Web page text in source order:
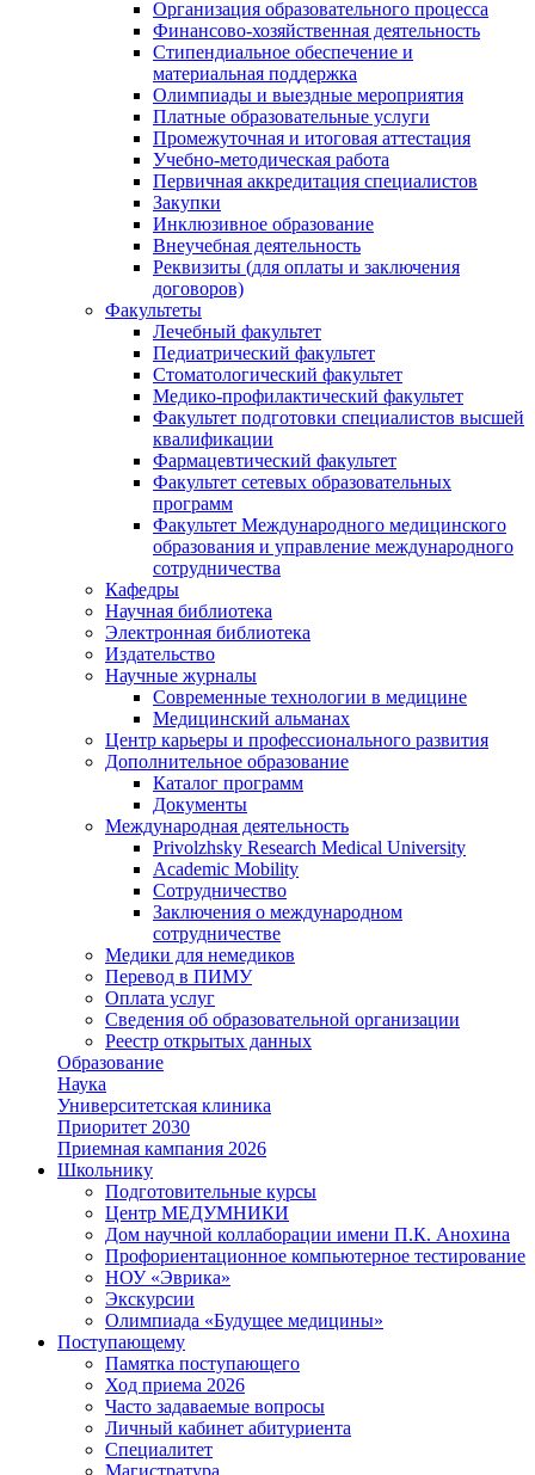
Организация образовательного процесса
Финансово-хозяйственная деятельность
Стипендиальное обеспечение и
материальная поддержка
Олимпиады и выездные мероприятия
Платные образовательные услуги
Промежуточная и итоговая аттестация
Учебно-методическая работа
Первичная аккредитация специалистов
Закупки
Инклюзивное образование
Внеучебная деятельность
Реквизиты (для оплаты и заключения
договоров)
Факультеты
Лечебный факультет
Педиатрический факультет
Стоматологический факультет
Медико-профилактический факультет
Факультет подготовки специалистов высшей
квалификации
Фармацевтический факультет
Факультет сетевых образовательных
программ
Факультет Международного медицинского
образования и управление международного
сотрудничества
Кафедры
Научная библиотека
Электронная библиотека
Издательство
Научные журналы
Современные технологии в медицине
Медицинский альманах
Центр карьеры и профессионального развития
Дополнительное образование
Каталог программ
Документы
Международная деятельность
Privolzhsky Research Medical University
Academic Mobility
Сотрудничество
Заключения о международном
сотрудничестве
Медики для немедиков
Перевод в ПИМУ
Оплата услуг
Сведения об образовательной организации
Реестр открытых данных
Образование
Наука
Университетская клиника
Приоритет 2030
Приемная кампания 2026
Школьнику
Подготовительные курсы
Центр МЕДУМНИКИ
Дом научной коллаборации имени П.К. Анохина
Профориентационное компьютерное тестирование
НОУ «Эврика»
Экскурсии
Олимпиада «Будущее медицины»
Поступающему
Памятка поступающего
Ход приема 2026
Часто задаваемые вопросы
Личный кабинет абитуриента
Специалитет
Магистратура